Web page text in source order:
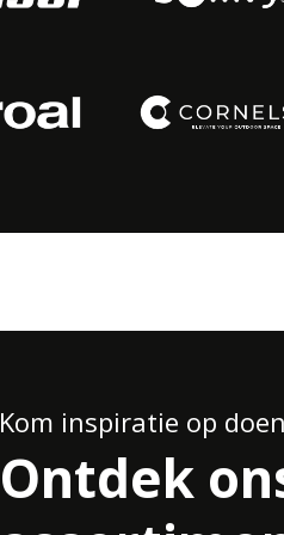
Kom inspiratie op
Ontdek